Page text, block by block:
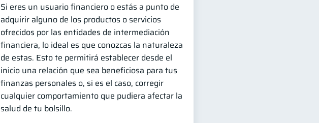
Si eres un usuario financiero o estás a punto de
adquirir alguno de los productos o servicios
ofrecidos por las entidades de intermediación
financiera, lo ideal es que conozcas la naturaleza
de estas. Esto te permitirá establecer desde el
inicio una relación que sea beneficiosa para tus
finanzas personales o, si es el caso, corregir
cualquier comportamiento que pudiera afectar la
salud de tu bolsillo.